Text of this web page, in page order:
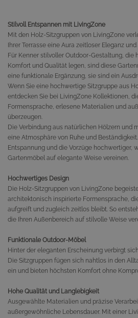
Stilvoll Entspannen mit LivingZone
Mit den Holz-Sitzgruppen von LivingZone
Ihrer Terrasse eine Aura zeitloser Eleganz
Für Kenner stilvoller Outdoor-Gestaltung, die
Komfort und Qualität legen, sind diese
eine funktionale Ergänzung, sie sind ein
Wenn Sie eine hochwertige Sitzgruppe aus
entdecken Sie bei LivingZone Kollektionen,
Formensprache, erlesene Materialien und
überzeugen.
Die Verbindung aus natürlichen Hölzern und
eine Atmosphäre von Ruhe und
Entspannung und die Vorzüge hochwertiger,
Gartenmöbel auf elegante Weise vereinen.
Hochwertiges Design
Die Holz-Sitzgruppen von LivingZone
architektonisch inspirierte Formensprache,
aufgreift und zugleich zeitlos bleibt. So
die Ihren Außenbereich auf stilvolle Weise
Funktionale Outdoor-Möbel
Hinter der eleganten Erscheinung verbirgt
Die Sitzgruppen fügen sich nahtlos in den
ein und bieten höchsten Komfort ohne
Hohe Qualität und Langlebigkeit
Ausgewählte Materialien und präzise
außergewöhnliche Lebensdauer. Mit einer